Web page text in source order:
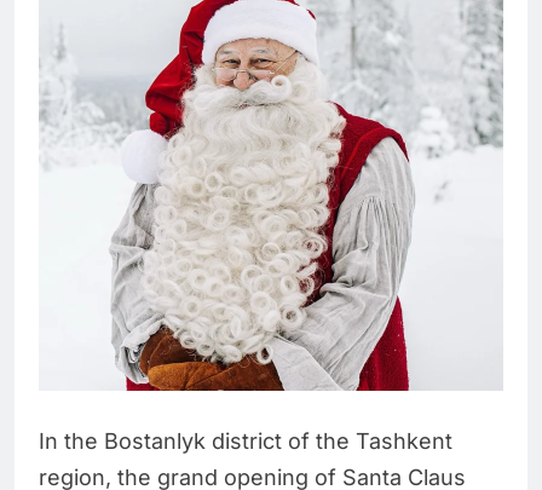
In the Bostanlyk district of the Tashkent
region, the grand opening of Santa Claus